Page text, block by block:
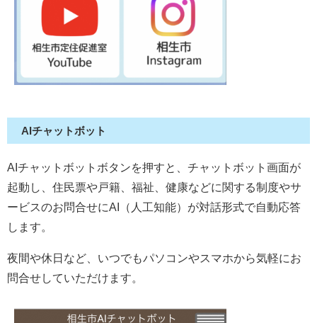
AIチャットボット​
AIチャットボットボタンを押すと、チャットボット画面が
起動し、住民票や戸籍、福祉、健康などに関する制度やサ
ービスのお問合せにAI（人工知能）が対話形式で自動応答
します。
夜間や休日など、いつでもパソコンやスマホから気軽にお
問合せしていただけます。